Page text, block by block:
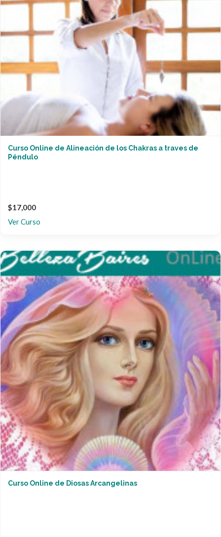
Curso Online de Alineación de los Chakras a traves de
Péndulo
$17,000
Ver Curso
Curso Online de Diosas Arcangelinas